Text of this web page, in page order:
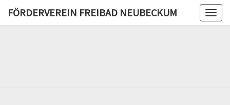
FÖRDERVEREIN FREIBAD NEUBECKUM